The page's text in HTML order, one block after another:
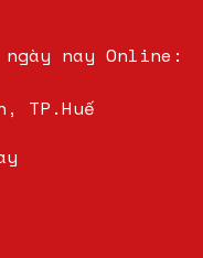
ngày nay Online:
TP.Huế